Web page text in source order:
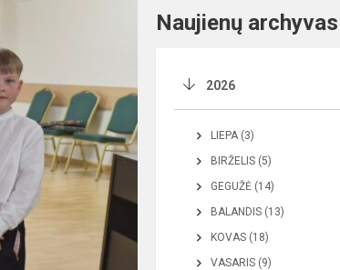
Naujienų archyvas
2026
LIEPA (3)
BIRŽELIS (5)
GEGUŽĖ (14)
BALANDIS (13)
KOVAS (18)
VASARIS (9)